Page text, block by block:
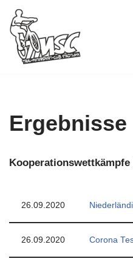
Zum
Inhalt
springen
Ergebnisse
Kooperationswettkämpfe
26.09.2020
26.09.2020 Corona